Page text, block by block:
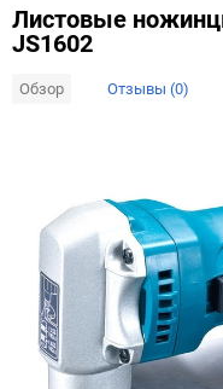
Листовые
JS1602
Обзор Отзывы (0)